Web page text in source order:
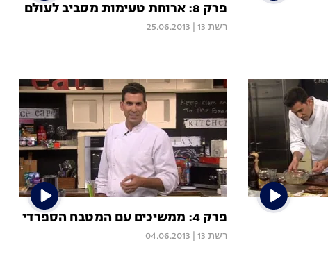
פרק 8: ארוחת טעימות מסביב לעולם
רשת 13 25.06.2013
פרק 4: ממשיכים עם המטבח הספרדי
רשת 13 04.06.2013